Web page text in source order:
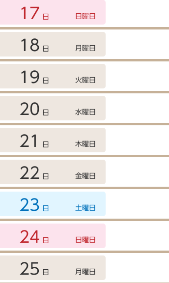
17 日 日曜日
18 日 月曜日
19 日 火曜日
20 日 水曜日
21 日 木曜日
22 日 金曜日
23 日 土曜日
24 日 日曜日
25 日 月曜日